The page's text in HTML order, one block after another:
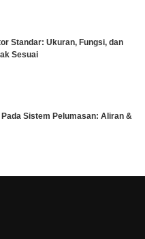
Standar: Ukuran, Fungsi, dan
Sesuai
Sistem Pelumasan: Aliran &